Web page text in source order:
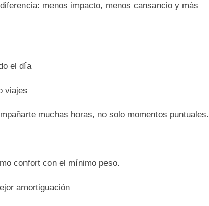
menos impacto, menos cansancio y más
el día
viajes
muchas horas, no solo momentos puntuales.
confort con el mínimo peso.
amortiguación